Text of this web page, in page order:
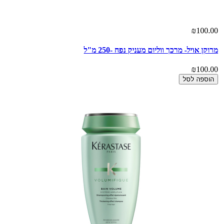
₪100.00
מרוקן אויל- מרכך ווליום מעניק נפח -250 מ"ל
₪100.00
הוספה לסל